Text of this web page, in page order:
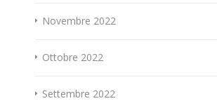
Novembre 2022
Ottobre 2022
Settembre 2022